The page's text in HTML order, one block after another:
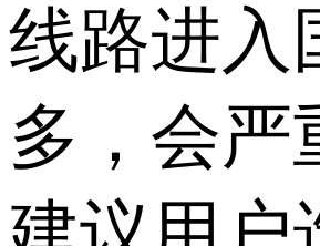
线路进入
多，会严